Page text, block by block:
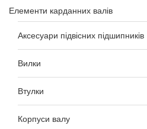
Елементи карданних валів
Аксесуари підвісних підшипників
Вилки
Втулки
Корпуси валу